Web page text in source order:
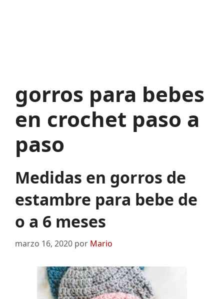
gorros para bebes
en crochet paso a
paso
Medidas en gorros de
estambre para bebe de
o a 6 meses
marzo 16, 2020 por Mario